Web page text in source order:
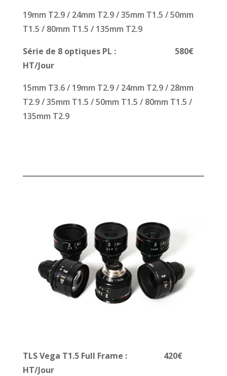
19mm T2.9 / 24mm T2.9 / 35mm T1.5 / 50mm
T1.5 / 80mm T1.5 / 135mm T2.9
Série de 8 optiques PL : 580€
HT/Jour
15mm T3.6 / 19mm T2.9 / 24mm T2.9 / 28mm
T2.9 / 35mm T1.5 / 50mm T1.5 / 80mm T1.5 /
135mm T2.9
TLS Vega T1.5 Full Frame : 420€
HT/Jour